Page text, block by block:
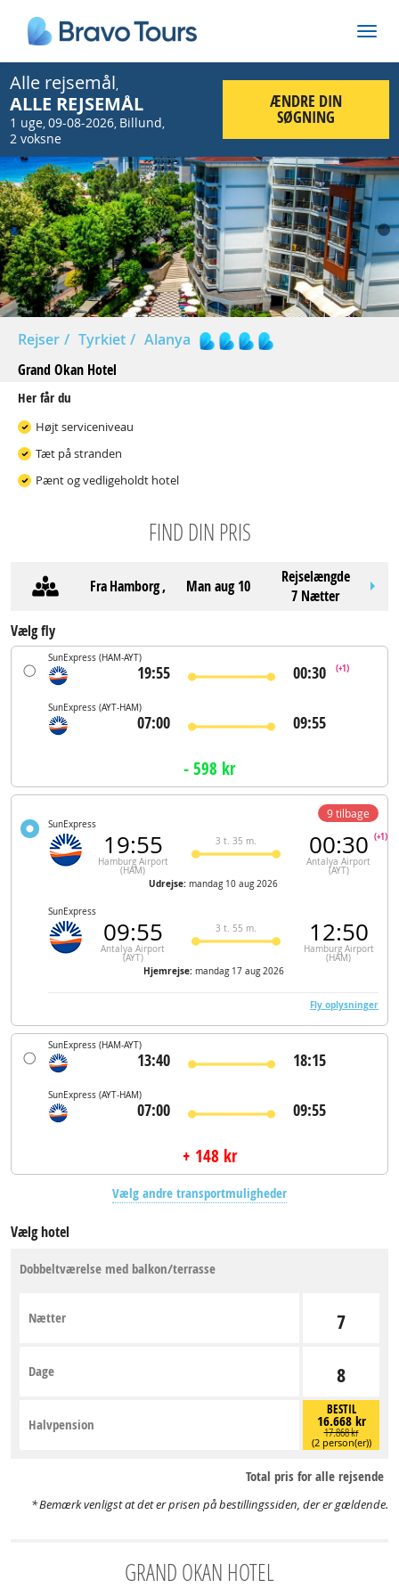
Alle rejsemål,
ALLE REJSEMÅL
1 uge,09-08-2026, Billund,
2 voksne
ÆNDRE DIN
SØGNING
Prev
Rejser Tyrkiet
Alanya
Grand Okan Hotel
Her får du
Højt serviceniveau
Tæt på stranden
Pænt og vedligeholdt hotel
FIND DIN PRIS
Fra Hamborg, man aug 10
Rejselængde
7 Nætter
Vælg fly
SunExpress (HAM-AYT)
19:55 00:30 (+1)
SunExpress (AYT-HAM)
07:00 09:55
- 598 kr
SunExpress
19:55
Hamburg Airport
(HAM)
3 t. 35 m. 00:30
Antalya Airport
(AYT)
(+1)
Udrejse: mandag 10 aug 2026
SunExpress
09:55
Antalya Airport
(AYT)
3 t. 55 m. 12:50
Hamburg Airport
(HAM)
Hjemrejse: mandag 17 aug 2026
9 tilbage
Fly oplysninger
SunExpress (HAM-AYT)
13:40 18:15
SunExpress (AYT-HAM)
07:00 09:55
+ 148 kr
Vælg andre transportmuligheder
Vælg hotel
Dobbeltværelse med balkon/terrasse
7
Nætter
8
Dage
BESTIL
16.668 kr
17.868 kr
(2 person(er))
Halvpension
Total pris for alle rejsende
Bemærk venligst at det er prisen på bestillingssiden, der er gældende.
GRAND OKAN HOTEL